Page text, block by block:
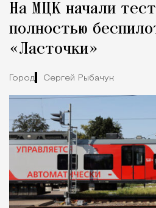
Город
На МЦК начали
полностью
«Ласточки»
Город Сергей Рыбачук